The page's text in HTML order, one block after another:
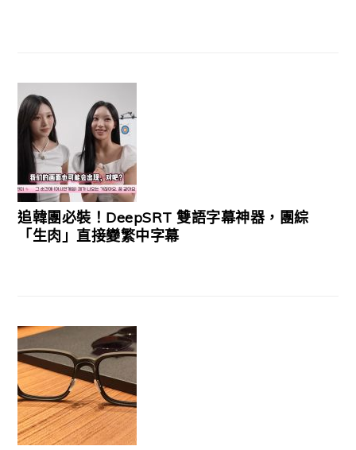
追韓團必裝！DeepSRT 雙語字幕神器，團綜
「生肉」直接變繁中字幕